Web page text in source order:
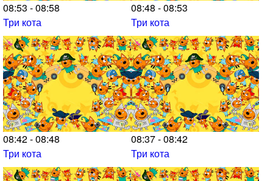
08:53 - 08:58
Три кота
08:48 - 08:53
Три кота
08:42 - 08:48
Три кота
08:37 - 08:42
Три кота